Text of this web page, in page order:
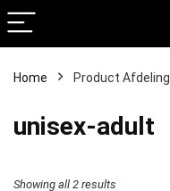
Home Product Afdeling
‎unisex-adult
Showing all 2 results